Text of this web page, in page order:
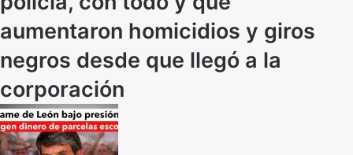
aumentaron homicidios y giros
negros desde que llegó a la
corporación